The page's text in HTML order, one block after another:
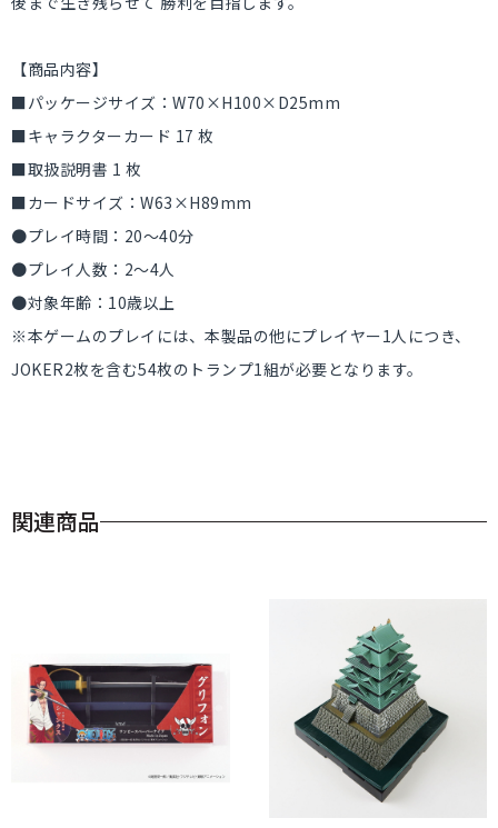
【商品内容】
■パッケージサイズ：W70×H100×D25mm
■キャラクターカード 17 枚
■取扱説明書 1 枚
■カードサイズ：W63×H89mm
●プレイ時間：20～40分
●プレイ人数：2～4人
●対象年齢：10歳以上
※本ゲームのプレイには、本製品の他にプレイヤー1人につき、
JOKER2枚を含む54枚のトランプ1組が必要となります。
関連商品